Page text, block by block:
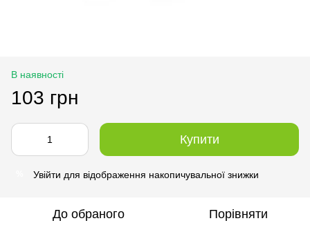
В наявності
103 грн
Купити
Увійти для відображення накопичувальної знижки
До обраного Порівняти